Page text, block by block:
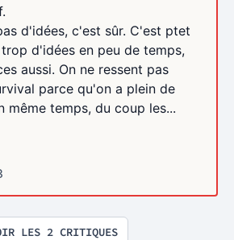
d'idées, c'est sûr. C'est ptet
d'idées en peu de temps,
aussi. On ne ressent pas
parce qu'on a plein de
même temps, du coup les...
LES 2 CRITIQUES